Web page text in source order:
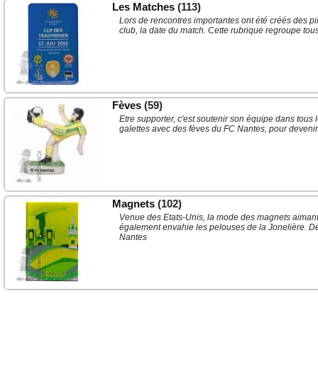
Les Matches (113)
Lors de rencontres importantes ont été créés des
club, la date du match. Cette rubrique regroupe
Fèves (59)
Etre supporter, c'est soutenir son équipe dans
galettes avec des fèves du FC Nantes, pour
Magnets (102)
Venue des Etats-Unis, la mode des magnets
également envahie les pelouses de la Jonelière.
Nantes